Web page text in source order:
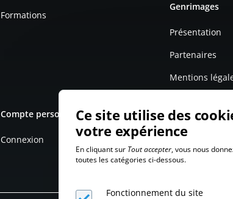
Formations
Genrimages
Présentation
Partenaires
Mentions
Compte personnel
Connexion
Ce site utilise des
votre expérience
En cliquant sur Tout accepter, vous nous
toutes les catégories ci-dessous.
Fonctionnement du site